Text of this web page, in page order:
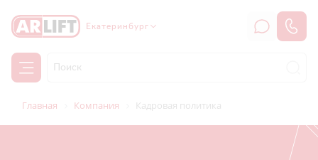
Екатеринбург
Главная Компания Кадровая политика